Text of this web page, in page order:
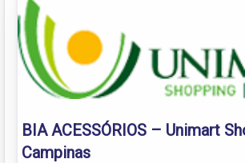
BIA ACESSÓRIOS – Unimart
Campinas